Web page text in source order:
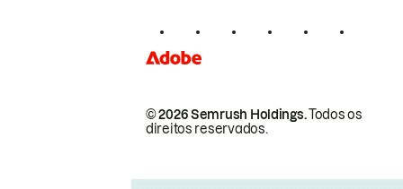
© 2026 Semrush Holdings.Todos os
direitos reservados.